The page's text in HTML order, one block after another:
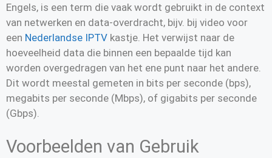
Engels, is een term die vaak wordt gebruikt in de context
van netwerken en data-overdracht, bijv. bij video voor
een Nederlandse IPTV kastje. Het verwijst naar de
hoeveelheid data die binnen een bepaalde tijd kan
worden overgedragen van het ene punt naar het andere.
Dit wordt meestal gemeten in bits per seconde (bps),
megabits per seconde (Mbps), of gigabits per seconde
(Gbps).
Voorbeelden van Gebruik